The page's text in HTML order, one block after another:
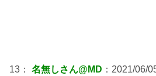
13： 名無しさん@MD ：2021/06/